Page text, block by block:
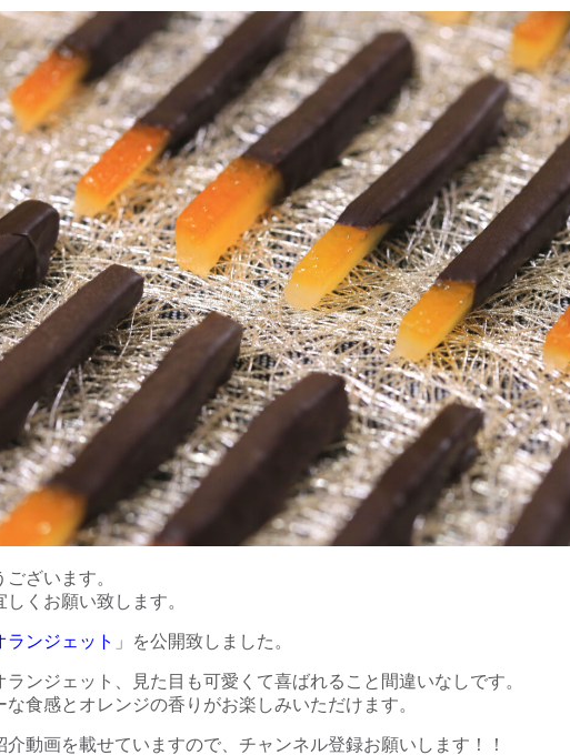
ざいます。
くお願い致します。
ランジェット 」を公開致しました。
ンジェット、見た目も可愛くて喜ばれること間違いなしです。
食感とオレンジの香りがお楽しみいただけます。
動画を載せていますので、チャンネル登録お願いします！！